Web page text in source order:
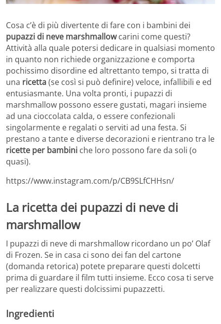
Cosa c’è di più divertente di fare con i bambini dei
pupazzi di neve marshmallowcarini come questi?
Attività alla quale potersi dedicare in qualsiasi momento
in quanto non richiede organizzazione e comporta
pochissimo disordine ed altrettanto tempo, si tratta di
una ricetta(se così si può definire) veloce, infallibili e ed
entusiasmante. Una volta pronti, i pupazzi di
marshmallow possono essere gustati, magari insieme
ad una cioccolata calda, o essere confezionali
singolarmente e regalati o serviti ad una festa. Si
prestano a tante e diverse decorazioni e rientrano tra le
ricette per bambini che loro possono fare da soli (o
quasi).
https://www.instagram.com/p/CB9SLfCHHsn/
La ricetta dei pupazzi di neve di
marshmallow
I pupazzi di neve di marshmallow ricordano un po’ Olaf
di Frozen. Se in casa ci sono dei fan del cartone
(domanda retorica) potete preparare questi dolcetti
prima di guardare il film tutti insieme. Ecco cosa ti serve
per realizzare questi dolcissimi pupazzetti.
Ingredienti